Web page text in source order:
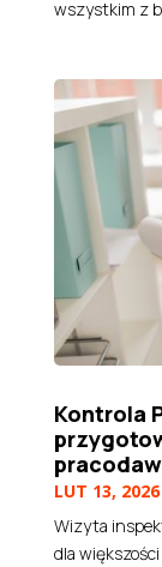
wszystkim z
Kontrola
LUT 13, 2026
Wizyta
dla